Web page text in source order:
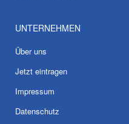
UNTERNEHMEN
Über uns
Jetzt eintragen
Impressum
Datenschutz